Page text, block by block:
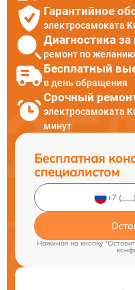
Гарантийное
электросамоката
Диагностика за
ремонт по желанию
Бесплатный
в день обращения
Срочный
электросамоката
минут
Бесплатная
специалистом
Нажимая на кнопку